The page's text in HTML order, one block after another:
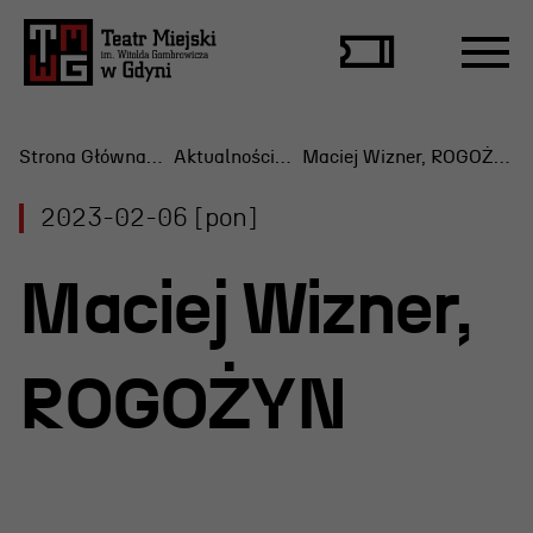
Scena Letnia
Aktualne spektakle
Bilety
2023-02-06 [pon]
Maciej Wizner,
ROGOŻYN